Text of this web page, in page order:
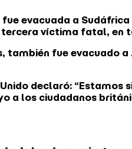
evacuada a
tercera víctima fatal, en
fue evacuado
declaró:
a los ciudadanos